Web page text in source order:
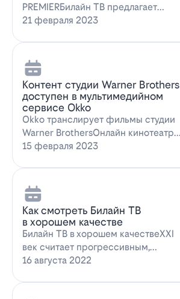
PREMIERБилайн ТВ предлагает
подписку на PREMIER. Всем
21 февраля 2023
Контент студии Warner Brothers
доступен в мультимедийном
сервисе Okko
Okko транслирует фильмы студии
Warner BrothersОнлайн кинотеатр
Okko пополнил коллекцию лучшими
15 февраля 2023
Как смотреть Билайн ТВ
в хорошем качестве
Билайн ТВ в хорошем качествеXXI
век считает прогрессивным,
большинство технологий доступны
16 августа 2022